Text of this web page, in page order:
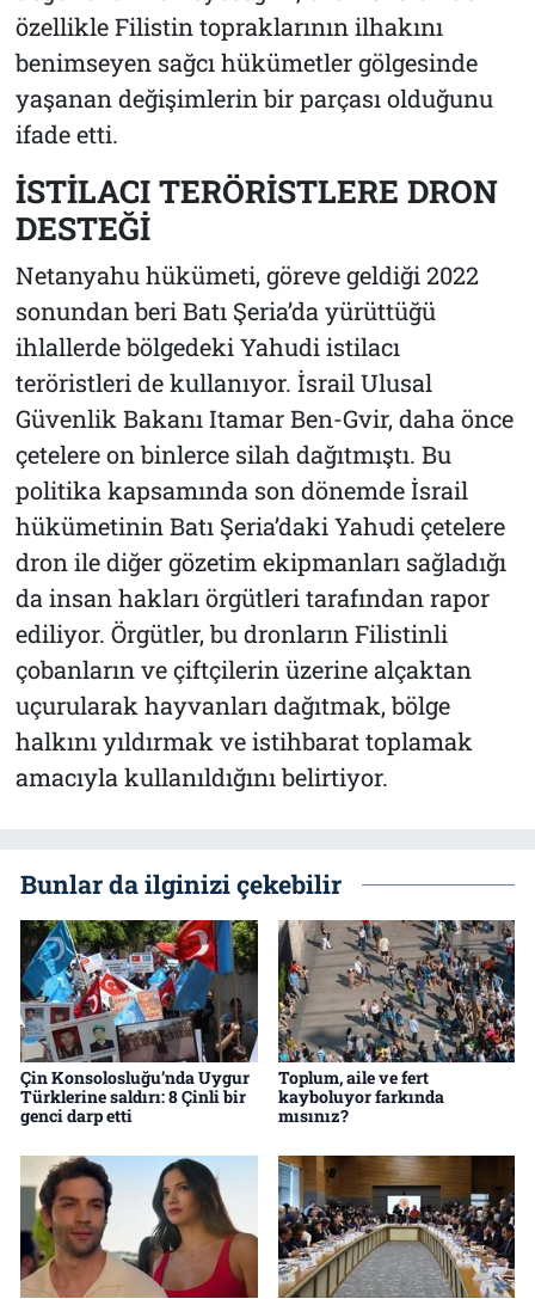
özellikle Filistin topraklarının ilhakını
benimseyen sağcı hükümetler gölgesinde
yaşanan değişimlerin bir parçası olduğunu
ifade etti.
İSTİLACI TERÖRİSTLERE DRON
DESTEĞİ
Netanyahu hükümeti, göreve geldiği 2022
sonundan beri Batı Şeria’da yürüttüğü
ihlallerde bölgedeki Yahudi istilacı
teröristleri de kullanıyor. İsrail Ulusal
Güvenlik Bakanı Itamar Ben-Gvir, daha önce
çetelere on binlerce silah dağıtmıştı. Bu
politika kapsamında son dönemde İsrail
hükümetinin Batı Şeria’daki Yahudi çetelere
dron ile diğer gözetim ekipmanları sağladığı
da insan hakları örgütleri tarafından rapor
ediliyor. Örgütler, bu dronların Filistinli
çobanların ve çiftçilerin üzerine alçaktan
uçurularak hayvanları dağıtmak, bölge
halkını yıldırmak ve istihbarat toplamak
amacıyla kullanıldığını belirtiyor.
Bunlar da ilginizi çekebilir
Çin Konsolosluğu’nda Uygur
Türklerine saldırı: 8 Çinli bir
genci darp etti
Toplum, aile ve fert
kayboluyor farkında
mısınız?